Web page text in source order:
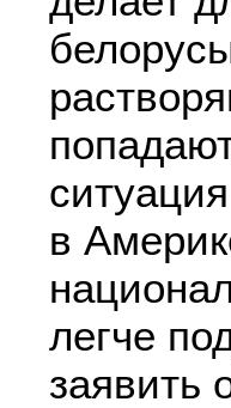
в
легче
заявить